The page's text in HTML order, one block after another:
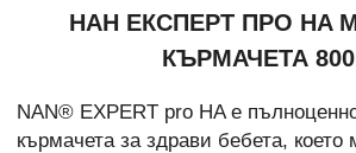
НАН ЕКСПЕРТ ПРО HA
КЪРМАЧЕТА 800
NAN® EXPERT pro HA е
кърмачета за здрави бебета,